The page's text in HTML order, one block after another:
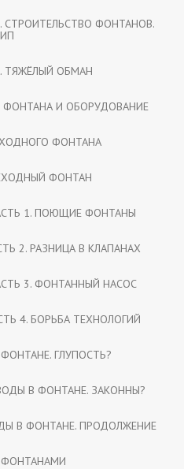
ФОНТАНОВ.
ТЯЖЁЛЫЙ ОБМАН
И ОБОРУДОВАНИЕ
ФОНТАНА
ФОНТАН
1. ПОЮЩИЕ ФОНТАНЫ
2. РАЗНИЦА В КЛАПАНАХ
3. ФОНТАННЫЙ НАСОС
4. БОРЬБА ТЕХНОЛОГИЙ
ГЛУПОСТЬ?
В ФОНТАНЕ. ЗАКОННЫ?
В ФОНТАНЕ. ПРОДОЛЖЕНИЕ
ФОНТАНАМИ